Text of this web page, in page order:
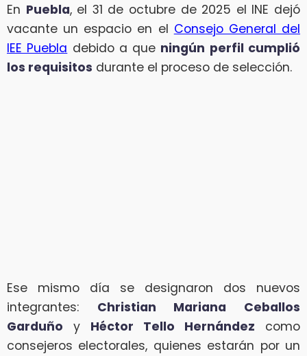
En Puebla, el 31 de octubre de 2025 el INE dejó
vacante un espacio en el Consejo General del
IEE Puebla debido a que ningún perfil cumplió
los requisitos durante el proceso de selección.
Ese mismo día se designaron dos nuevos
integrantes: Christian Mariana Ceballos
Garduño y Héctor Tello Hernández como
consejeros electorales, quienes estarán por un